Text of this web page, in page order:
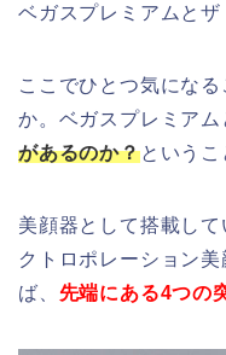
ベガスプレミアムと
ここでひとつ気にな
か。ベガスプレミアム
があるのか？というこ
美顔器として搭載し
クトロポレーション
ば、 先端にある4つの